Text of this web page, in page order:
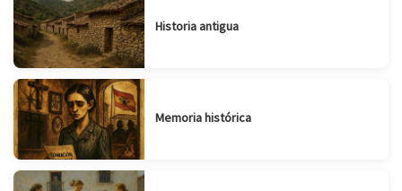
Historia antigua
Memoria histórica